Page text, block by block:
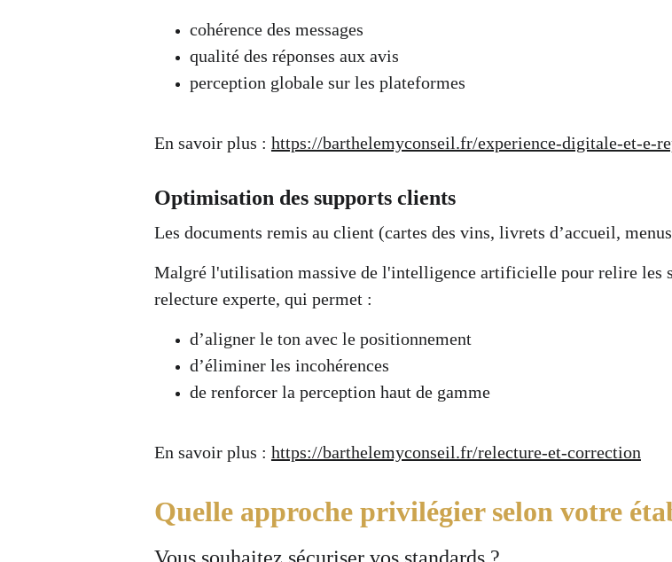
cohérence des messages
qualité des réponses aux avis
perception globale sur les plateformes
En savoir plus : https://barthelemyconseil.fr/experience-digitale-et-e-
Optimisation des supports clients
Les documents remis au client (cartes des vins, livrets d’accueil,
Malgré l'utilisation massive de l'intelligence artificielle pour relire les
relecture experte, qui permet :
d’aligner le ton avec le positionnement
d’éliminer les incohérences
de renforcer la perception haut de gamme
En savoir plus : https://barthelemyconseil.fr/relecture-et-correction
Quelle approche privilégier selon votre